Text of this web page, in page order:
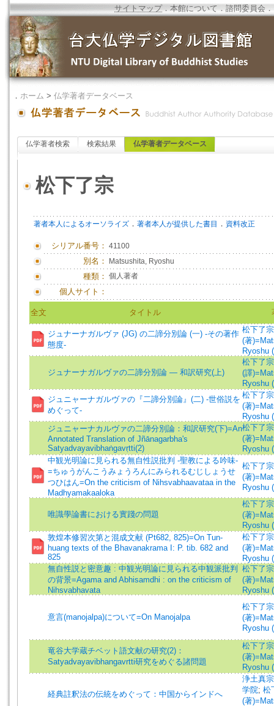
サイトマップ．本館について ．諮問委員会 ．
． ホーム > 仏学著者データベース
仏学著者検索 検索結果 仏学著者データベース
松下了宗
著者本人によるオーソライズ ． 著者本人が提供した書目 ． 資料改正
シリアル番号： 41100
別名： Matsushita, Ryoshu
種類： 個人著者
個人サイト：
全文 タイトル
ジュナーナガルヴァ (JG) の二諦分別論 (一) -その著作
態度-
松下了宗
(著
Ryoshu
ジュナーナガルヴァの二諦分別論 — 和訳研究(上)
松下了宗
(譯
Ryoshu
ジュニャーナガルヴァの『二諦分別論』(二) -世俗説を
めぐって-
松下了宗
(著
Ryoshu
ジュニャーナカルヴァの二諦分別論：和訳研究(下)=An
Annotated Translation of Jñānagarbha's
Satyadvayavibhaṅgavṛtti(2)
松下了宗
(著
Ryoshu
中観光明論に見られる無自性説批判 -聖教による吟味-
=ちゅうがんこうみょうろんにみられるむじしょうせ
つひはん=On the criticism of Nihsvabhaavataa in the
Madhyamakaaloka
松下了宗
(著
Ryoshu
唯識學論書における實踐の問題
松下了宗
(著
Ryoshu
敦煌本修習次第と混成文献 (Pt682, 825)=On Tun-
huang texts of the Bhavanakrama I: P. tib. 682 and
825
松下了宗
(著
Ryoshu
無自性説と密意趣 : 中観光明論に見られる中観派批判
の背景=Agama and Abhisamdhi : on the criticism of
Nihsvabhavata
松下了宗
(著
Ryoshu
意言(manojalpa)について=On Manojalpa
松下了宗
(著
Ryoshu
竜谷大学蔵チベット語文献の研究(2)：
Satyadvayavibhangavrtti研究をめぐる諸問題
松下了宗
(著
Ryoshu
経典註釈法の伝統をめぐって：中国からインドへ
浄土真
学院; 松
(著